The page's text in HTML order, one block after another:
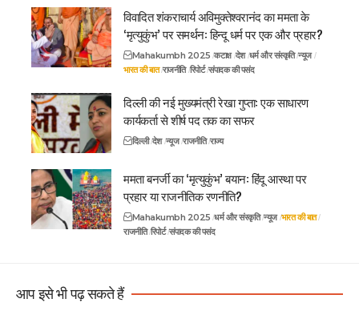
विवादित शंकराचार्य अविमुक्तेश्वरानंद का ममता के
‘मृत्युकुंभ’ पर समर्थन: हिन्दू धर्म पर एक और प्रहार?
Mahakumbh 2025 कटाक्ष देश धर्म और संस्कृति न्यूज
भारत की बात राजनीति रिपोर्ट संपादक की पसंद
दिल्ली की नई मुख्यमंत्री रेखा गुप्ता: एक साधारण
कार्यकर्ता से शीर्ष पद तक का सफर
दिल्ली देश न्यूज राजनीति राज्य
ममता बनर्जी का ‘मृत्युकुंभ’ बयान: हिंदू आस्था पर
प्रहार या राजनीतिक रणनीति?
Mahakumbh 2025 धर्म और संस्कृति न्यूज भारत की बात
राजनीति रिपोर्ट संपादक की पसंद
आप इसे भी पढ़ सकते हैं